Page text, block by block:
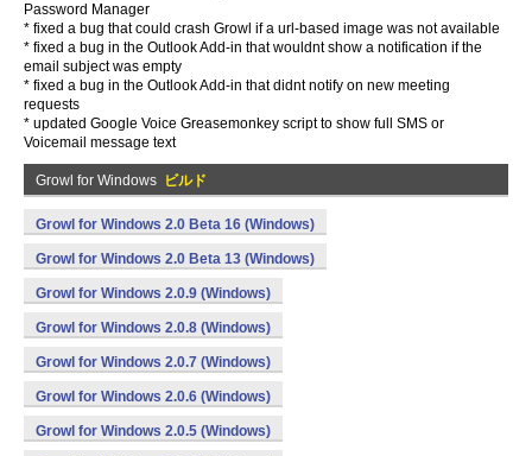
Password Manager
* fixed a bug that could crash Growl if a url-based image was not available
* fixed a bug in the Outlook Add-in that wouldnt show a notification if the
email subject was empty
* fixed a bug in the Outlook Add-in that didnt notify on new meeting
requests
* updated Google Voice Greasemonkey script to show full SMS or
Voicemail message text
Growl for Windows ビルド
Growl for Windows 2.0 Beta 16 (Windows)
Growl for Windows 2.0 Beta 13 (Windows)
Growl for Windows 2.0.9 (Windows)
Growl for Windows 2.0.8 (Windows)
Growl for Windows 2.0.7 (Windows)
Growl for Windows 2.0.6 (Windows)
Growl for Windows 2.0.5 (Windows)